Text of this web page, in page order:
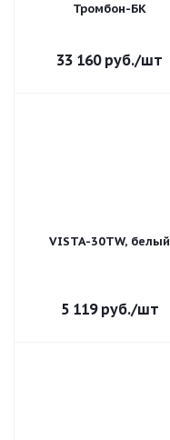
Тромбон-БК
33 160руб./шт
VISTA-30TW, белый
5 119руб./шт